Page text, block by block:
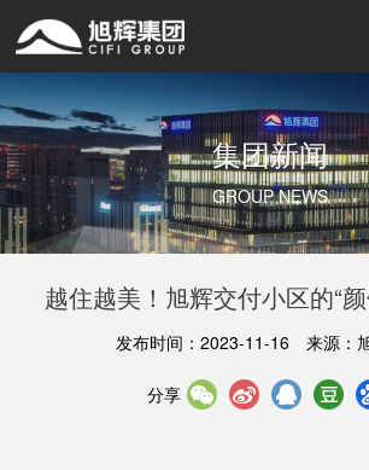
集团新闻
GROUP NEWS
越住越美！旭辉交付小区的“
发布时间：2023-11-16 来源：
分享